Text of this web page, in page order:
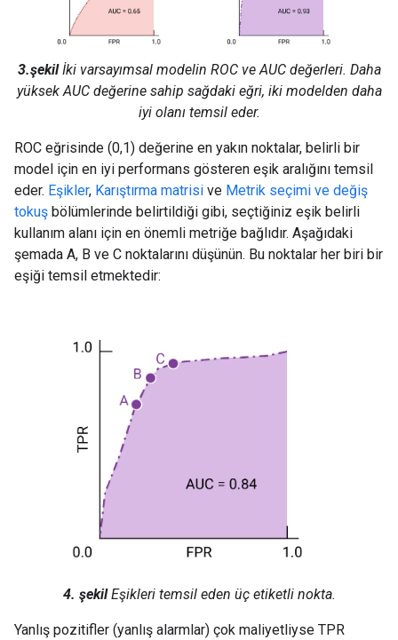
3.şekilİki varsayımsal modelin ROC ve AUC değerleri. Daha
yüksek AUC değerine sahip sağdaki eğri, iki modelden daha
iyi olanı temsil eder.
ROC eğrisinde (0,1) değerine en yakın noktalar, belirli bir
model için en iyi performans gösteren eşik aralığını temsil
eder. Eşikler, Karıştırma matrisi ve Metrik seçimi ve değiş
tokuş bölümlerinde belirtildiği gibi, seçtiğiniz eşik belirli
kullanım alanı için en önemli metriğe bağlıdır. Aşağıdaki
şemada A, B ve C noktalarını düşünün. Bu noktalar her biri bir
eşiği temsil etmektedir:
4. şekilEşikleri temsil eden üç etiketli nokta.
Yanlış pozitifler (yanlış alarmlar) çok maliyetliyse TPR